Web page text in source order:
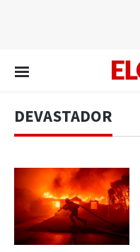
DEVASTADOR